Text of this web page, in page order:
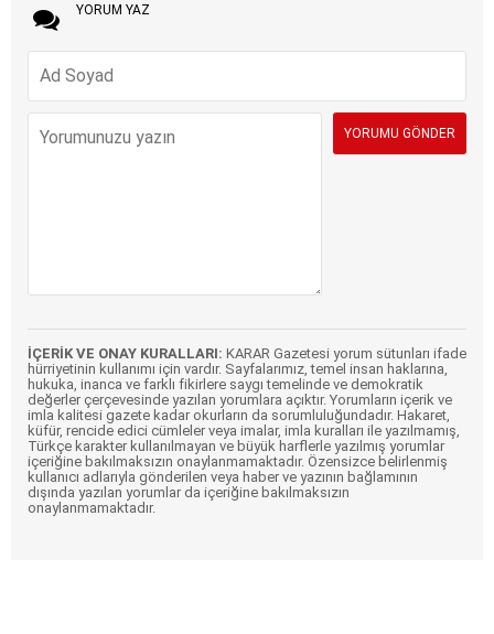
YORUM YAZ
İÇERİK VE ONAY KURALLARI: KARAR Gazetesi yorum sütunları ifade
hürriyetinin kullanımı için vardır. Sayfalarımız, temel insan haklarına,
hukuka, inanca ve farklı fikirlere saygı temelinde ve demokratik
değerler çerçevesinde yazılan yorumlara açıktır. Yorumların içerik ve
imla kalitesi gazete kadar okurların da sorumluluğundadır. Hakaret,
küfür, rencide edici cümleler veya imalar, imla kuralları ile yazılmamış,
Türkçe karakter kullanılmayan ve büyük harflerle yazılmış yorumlar
içeriğine bakılmaksızın onaylanmamaktadır. Özensizce belirlenmiş
kullanıcı adlarıyla gönderilen veya haber ve yazının bağlamının
dışında yazılan yorumlar da içeriğine bakılmaksızın
onaylanmamaktadır.